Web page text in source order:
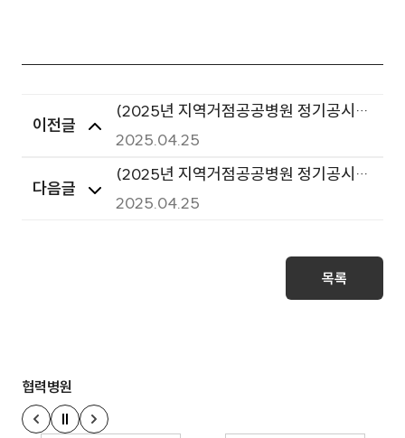
이전글
(2025년 지역거점공공병원 정기공시)
정관, 규정 및 이사회 회의록
2025.04.25
다음글
(2025년 지역거점공공병원 정기공시)
지적사항에 따른 조치사항
2025.04.25
목록
협력병원
이전 슬라이드
정지
다음 슬라이드